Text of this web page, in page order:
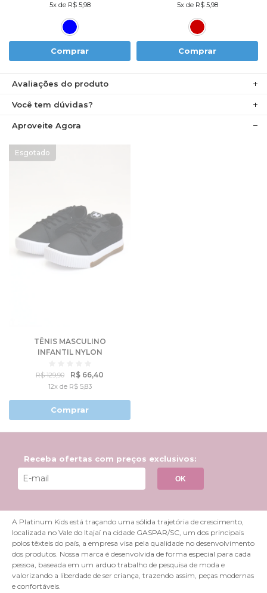
5x de R$ 5,98
Comprar
5x de R$ 5,98
Comprar
Avaliações do produto
Você tem dúvidas?
Aproveite Agora
TÊNIS MASCULINO
INFANTIL NYLON
R$ 129,90 R$ 66,40
12x de R$ 5,83
Comprar
Receba ofertas com preços exclusivos:
OK
A Platinum Kids está traçando uma sólida trajetória de crescimento,
localizada no Vale do Itajaí na cidade GASPAR/SC, um dos principais
polos têxteis do país, a empresa visa pela qualidade no desenvolvimento
dos produtos. Nossa marca é desenvolvida de forma especial para cada
pessoa, baseada em um arduo trabalho de pesquisa de moda e
valorizando a liberdade de ser criança, trazendo assim, peças modernas
e confortáveis.